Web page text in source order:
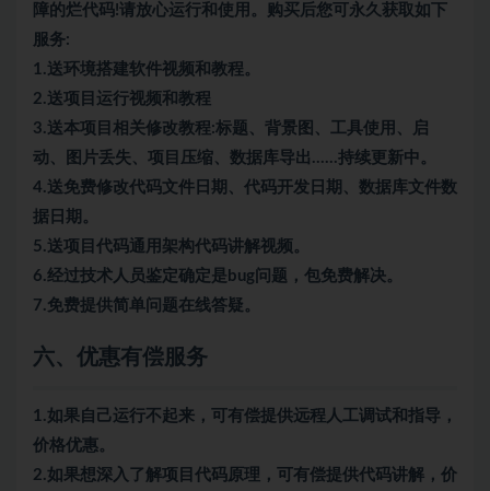
障的烂代码!请放心运行和使用。购买后您可永久获取如下
服务:
1.送环境搭建软件视频和教程。
2.送项目运行视频和教程
3.送本项目相关修改教程:标题、背景图、工具使用、启
动、图片丢失、项目压缩、数据库导出……持续更新中。
4.送免费修改代码文件日期、代码开发日期、数据库文件数
据日期。
5.送项目代码通用架构代码讲解视频。
6.经过技术人员鉴定确定是bug问题，包免费解决。
7.免费提供简单问题在线答疑。
六、优惠有偿服务
1.如果自己运行不起来，可有偿提供远程人工调试和指导，
价格优惠。
2.如果想深入了解项目代码原理，可有偿提供代码讲解，价